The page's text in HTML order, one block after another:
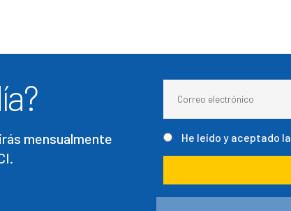
mensualmente
He leído y aceptado la